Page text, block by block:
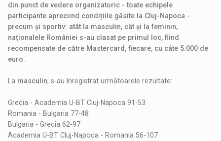
din punct de vedere organizatoric - toate echipele
participante apreciind condițiile găsite la Cluj-Napoca -
precum și sportiv: atât la masculin, cât și la feminin,
naționalele României s-au clasat pe primul loc, fiind
recompensate de către Mastercard, fiecare, cu câte 5.000 de
euro.
La masculin, s-au înregistrat următoarele rezultate:
Grecia - Academia U-BT Cluj-Napoca 91-53
Romania - Bulgaria 77-48
Bulgaria - Grecia 62-97
Academia U-BT Cluj-Napoca - Romania 56-107